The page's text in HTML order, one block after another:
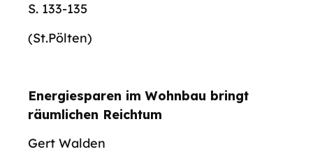
S. 133-135
(St.Pölten)
Energiesparen im Wohnbau bringt
räumlichen Reichtum
Gert Walden